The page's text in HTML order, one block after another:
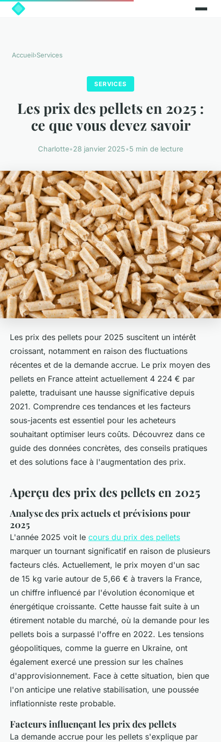
Accueil›Services
SERVICES
Les prix des pellets en 2025 :
ce que vous devez savoir
Charlotte•28 janvier 2025•5 min de lecture
Les prix des pellets pour 2025 suscitent un intérêt
croissant, notamment en raison des fluctuations
récentes et de la demande accrue. Le prix moyen des
pellets en France atteint actuellement 4 224 € par
palette, traduisant une hausse significative depuis
2021. Comprendre ces tendances et les facteurs
sous-jacents est essentiel pour les acheteurs
souhaitant optimiser leurs coûts. Découvrez dans ce
guide des données concrètes, des conseils pratiques
et des solutions face à l'augmentation des prix.
Aperçu des prix des pellets en 2025
Analyse des prix actuels et prévisions pour
2025
L'année 2025 voit le cours du prix des pellets
marquer un tournant significatif en raison de plusieurs
facteurs clés. Actuellement, le prix moyen d'un sac
de 15 kg varie autour de 5,66 € à travers la France,
un chiffre influencé par l'évolution économique et
énergétique croissante. Cette hausse fait suite à un
étirement notable du marché, où la demande pour les
pellets bois a surpassé l'offre en 2022. Les tensions
géopolitiques, comme la guerre en Ukraine, ont
également exercé une pression sur les chaînes
d'approvisionnement. Face à cette situation, bien que
l'on anticipe une relative stabilisation, une poussée
inflationniste reste probable.
Facteurs influençant les prix des pellets
La demande accrue pour les pellets s'explique par